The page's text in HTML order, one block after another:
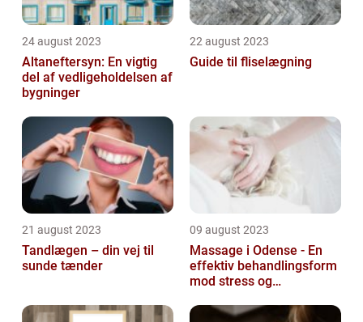
24 august 2023
Altaneftersyn: En vigtig
del af vedligeholdelsen af
bygninger
22 august 2023
Guide til fliselægning
21 august 2023
Tandlægen – din vej til
sunde tænder
09 august 2023
Massage i Odense - En
effektiv behandlingsform
mod stress og